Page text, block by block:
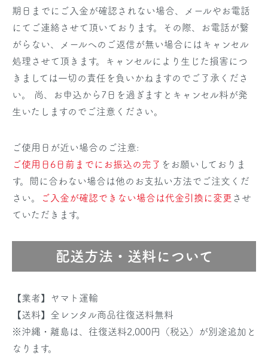
期日までにご入金が確認されない場合、メールやお電話
にてご連絡させて頂いております。その際、お電話が繋
がらない、メールへのご返信が無い場合にはキャンセル
処理させて頂きます。キャンセルにより生じた損害につ
きましては一切の責任を負いかねますのでご了承くださ
い。 尚、お申込から7日を過ぎますとキャンセル料が発
生いたしますのでご注意ください。
ご使用日が近い場合のご注意:
ご使用日6日前までにお振込の完了 をお願いしておりま
す。間に合わない場合は他のお支払い方法でご注文くだ
さい。
ご入金が確認できない場合は代金引換に変更 させ
ていただきます。
配送方法・送料について
【業者】ヤマト運輸
【送料】全レンタル商品往復送料無料
※沖縄・離島は、往復送料2,000円（税込）が別途追加と
なります。